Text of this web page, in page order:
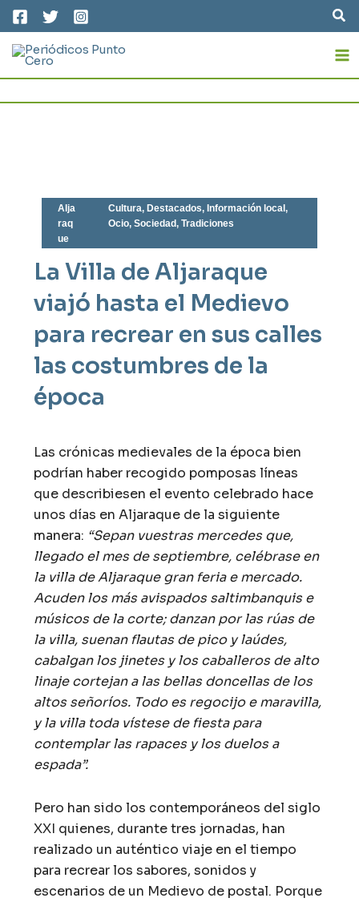
contenido
Alja
raq
ue
Cultura, Destacados, Información local,
Ocio,Sociedad,Tradiciones
La Villa de Aljaraque
viajó hasta el Medievo
para recrear en sus calles
las costumbres de la
época
Las crónicas medievales de la época bien
podrían haber recogido pomposas líneas
que describiesen el evento celebrado hace
unos días en Aljaraque de la siguiente
manera: “Sepan vuestras mercedes que,
llegado el mes de septiembre, celébrase en
la villa de Aljaraque gran feria e mercado.
Acuden los más avispados saltimbanquis e
músicos de la corte; danzan por las rúas de
la villa, suenan flautas de pico y laúdes,
cabalgan los jinetes y los caballeros de alto
linaje cortejan a las bellas doncellas de los
altos señoríos. Todo es regocijo e maravilla,
y la villa toda vístese de fiesta para
contemplar las rapaces y los duelos a
espada”.
Pero han sido los contemporáneos del siglo
XXI quienes, durante tres jornadas, han
realizado un auténtico viaje en el tiempo
para recrear los sabores, sonidos y
escenarios de un Medievo de postal. Porque